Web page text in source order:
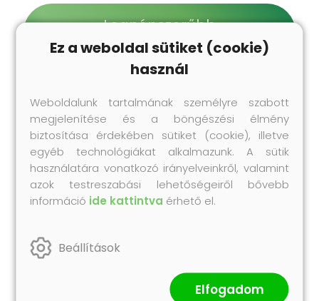
Legnépszerűbb
termékeink
Próbáld ki te is korábbi vásárlóink kedvenc
Collonil termékeit!
Impregnálás
Carbon MaxX Protector - Impregnáló
Ez a weboldal sütiket (cookie)
használ
Weboldalunk tartalmának személyre szabott
megjelenítése és a böngészési élmény
biztosítása érdekében sütiket (cookie), illetve
egyéb technológiákat alkalmazunk. A sütik
használatára vonatkozó irányelveinkről, valamint
azok testreszabási lehetőségeiről bővebb
információ ide kattintva érhető el.
Beállítások
Elfogadom